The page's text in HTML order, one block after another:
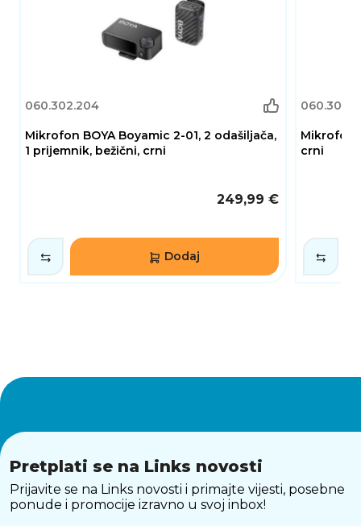
060.302.204
Mikrofon BOYA Boyamic 2-01, 2 odašiljača,
1 prijemnik, bežični, crni
249,99 €
Dodaj
Mikrofon
crni
Pretplati se na Links novosti
Prijavite se na Links novosti i primajte vijesti, posebne
ponude i promocije izravno u svoj inbox!